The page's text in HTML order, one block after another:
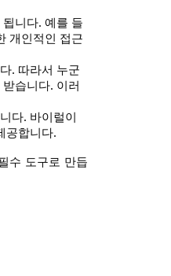
니다. 예를 들
개인적인 접근
. 따라서 누군
습니다. 이러
다. 바이럴이
공합니다.
수 도구로 만듭